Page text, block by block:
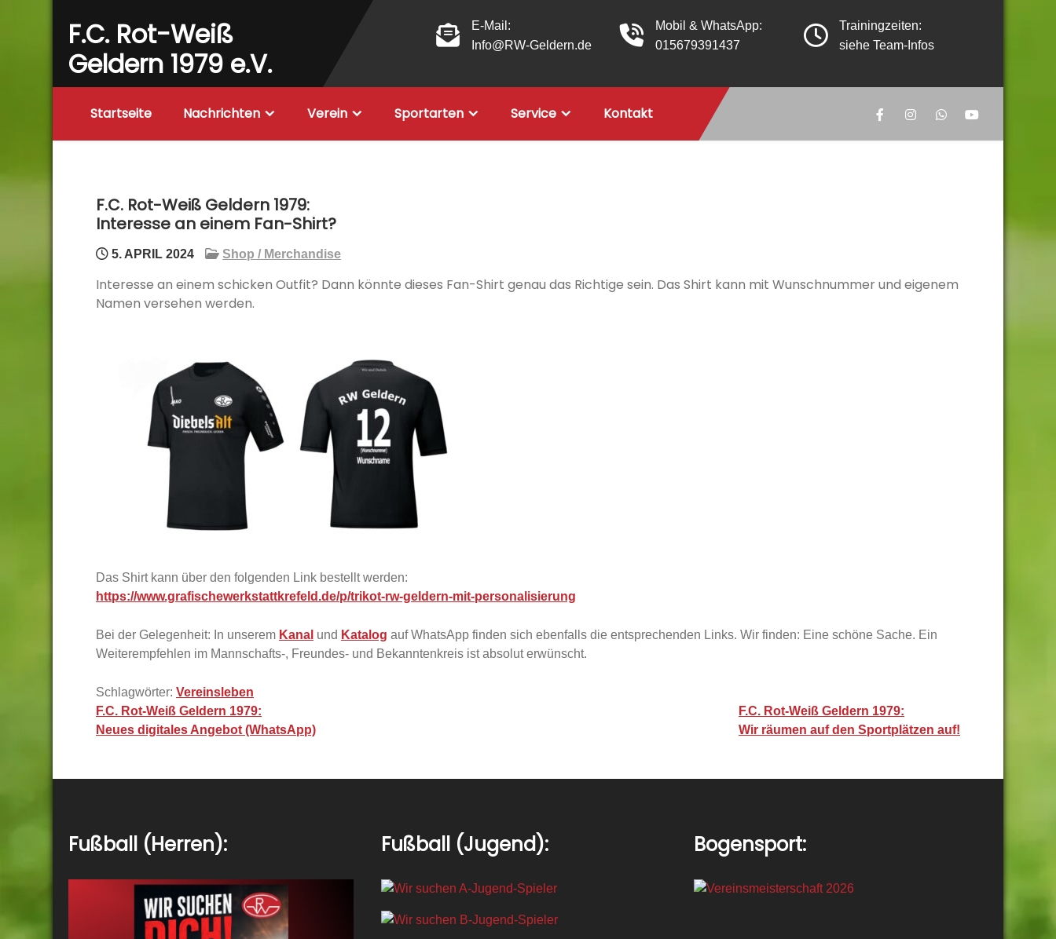
F.C. Rot-Weiß
Geldern 1979 e.V.
E-Mail:
Info@RW-Geldern.de
Mobil & WhatsApp:
015679391437
Trainingzeiten:
siehe Team-Infos
Startseite Nachrichten Verein Sportarten Service Kontakt
F.C. Rot-Weiß Geldern 1979:
Interesse an einem Fan-Shirt?
5. APRIL 2024 Shop / Merchandise
Interesse an einem schicken Outfit? Dann könnte dieses Fan-Shirt genau das Richtige sein. Das Shirt kann mit Wunschnummer und eigenem
Namen versehen werden.
Das Shirt kann über den folgenden Link bestellt werden:
https://www.grafischewerkstattkrefeld.de/p/trikot-rw-geldern-mit-personalisierung
Bei der Gelegenheit: In unserem Kanal und Katalog auf WhatsApp finden sich ebenfalls die entsprechenden Links. Wir finden: Eine schöne Sache. Ein
Weiterempfehlen im Mannschafts-, Freundes- und Bekanntenkreis ist absolut erwünscht.
Schlagwörter: Vereinsleben
Beitragsnavigation
F.C. Rot-Weiß Geldern 1979:
Neues digitales Angebot (WhatsApp)
F.C. Rot-Weiß Geldern 1979:
Wir räumen auf den Sportplätzen auf!
Fußball (Herren): Fußball (Jugend): Bogensport: